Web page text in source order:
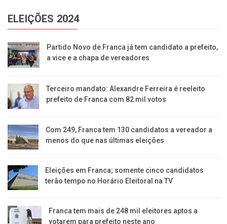
ELEIÇÕES 2024
Partido Novo de Franca já tem candidato a prefeito,
a vice e a chapa de vereadores
Terceiro mandato: Alexandre Ferreira é reeleito
prefeito de Franca com 82 mil votos
Com 249, Franca tem 130 candidatos a vereador a
menos do que nas últimas eleições
Eleições em Franca; somente cinco candidatos
terão tempo no Horário Eleitoral na TV
Franca tem mais de 248 mil eleitores aptos a
votarem para prefeito neste ano